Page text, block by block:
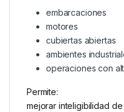
embarcaciones
motores
cubiertas abiertas
ambientes
operaciones con
Permite:
mejorar inteligibilidad